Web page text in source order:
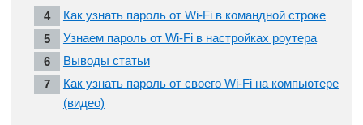
Как узнать пароль от Wi-Fi в командной строке
Узнаем пароль от Wi-Fi в настройках роутера
Выводы статьи
Как узнать пароль от своего Wi-Fi на компьютере
(видео)